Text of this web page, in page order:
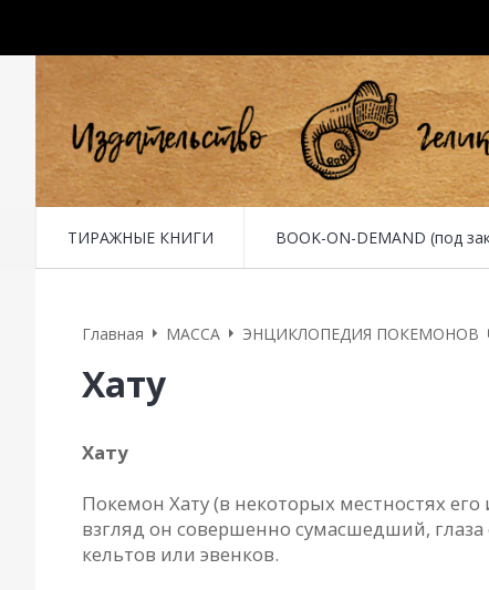
ТИРАЖНЫЕ КНИГИ BOOK-ON-DEMAND (под
Главная MACCA ЭНЦИКЛОПЕДИЯ ПОКЕМОНОВ
Хату
Хату
Покемон Хату (в некоторых местностях
взгляд он совершенно сумасшедший,
кельтов или эвенков.